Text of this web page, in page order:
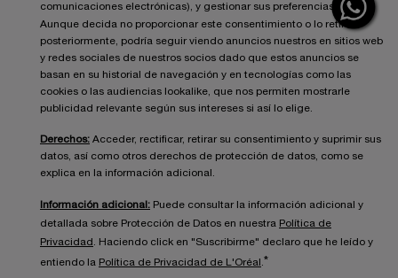
comunicaciones electrónicas), y gestionar sus preferencias
aquí
Aunque decida no proporcionar este consentimiento o lo retire
posteriormente, podría seguir viendo anuncios nuestros en sitios web
y redes sociales de nuestros socios dado que estos anuncios se
basan en su historial de navegación y en tecnologías como las
cookies o las audiencias lookalike, que nos permiten mostrarle
publicidad relevante según sus intereses si así lo elige.
Derechos: Acceder, rectificar, retirar su consentimiento y suprimir sus
datos, así como otros derechos de protección de datos, como se
explica en la información adicional.
Información adicional: Puede consultar la información adicional y
detallada sobre Protección de Datos en nuestra Política de
Privacidad
. Haciendo click en "Suscribirme" declaro que he leído y
entiendo la Política de Privacidad de L'Oréal *